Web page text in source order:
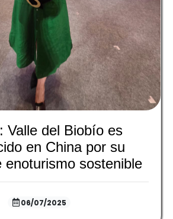
Valle del Biobío es
en China por su
enoturismo sostenible
06/07/2025